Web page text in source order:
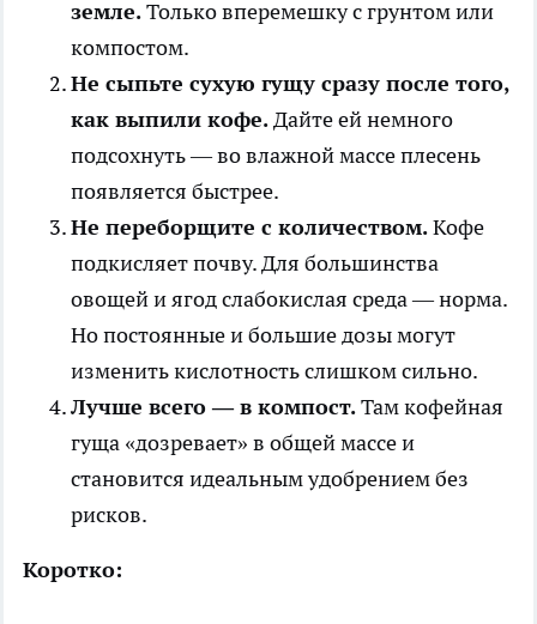
земле.Только вперемешку с грунтом или
компостом.
Не сыпьте сухую гущу сразу после того,
как выпили кофе.Дайте ей немного
подсохнуть — во влажной массе плесень
появляется быстрее.
Не переборщите с количеством.Кофе
подкисляет почву. Для большинства
овощей и ягод слабокислая среда — норма.
Но постоянные и большие дозы могут
изменить кислотность слишком сильно.
Лучше всего — в компост.Там кофейная
гуща «дозревает» в общей массе и
становится идеальным удобрением без
рисков.
Коротко: